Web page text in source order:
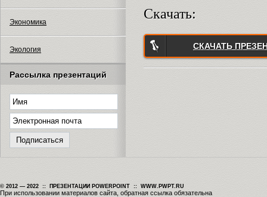
Экономика
Экология
Рассылка презентаций
Скачать:
СКАЧАТЬ
© 2012 — 2022 :: ПРЕЗЕНТАЦИИ POWERPOINT :: WWW.PWPT.RU
При использовании материалов сайта, обратная ссылка обязательна